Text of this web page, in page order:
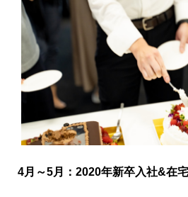
4月～5月：2020年新卒入社&在